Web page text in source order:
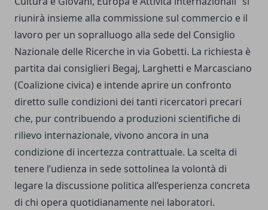
riunirà insieme alla commissione sul commercio e il
lavoro per un sopralluogo alla sede del Consiglio
Nazionale delle Ricerche in via Gobetti. La richiesta è
partita dai consiglieri Begaj, Larghetti e Marcasciano
(Coalizione civica) e intende aprire un confronto
diretto sulle condizioni dei tanti ricercatori precari
che, pur contribuendo a produzioni scientifiche di
rilievo internazionale, vivono ancora in una
condizione di incertezza contrattuale. La scelta di
tenere l’udienza in sede sottolinea la volontà di
legare la discussione politica all’esperienza concreta
di chi opera quotidianamente nei laboratori.